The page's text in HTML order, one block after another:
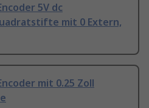
5V dc
mit 0 Extern,
mit 0.25 Zoll